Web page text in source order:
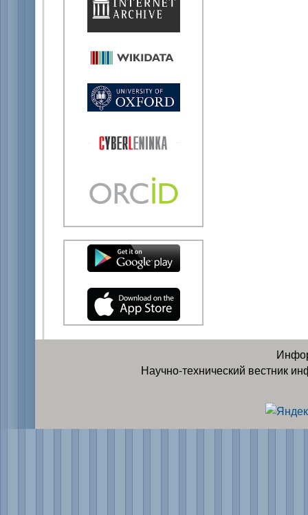
Научно-технический вестник